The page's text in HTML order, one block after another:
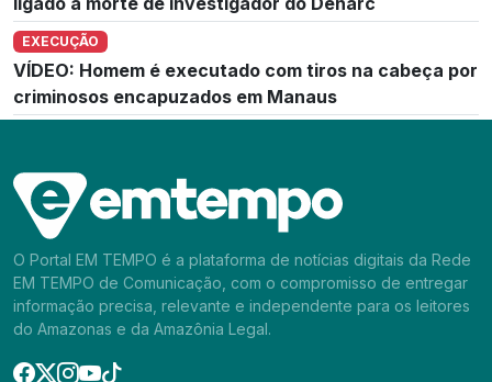
EXECUÇÃO
VÍDEO: Homem é executado com tiros na cabeça por
criminosos encapuzados em Manaus
O Portal EM TEMPO é a plataforma de notícias digitais da Rede
EM TEMPO de Comunicação, com o compromisso de entregar
informação precisa, relevante e independente para os leitores
do Amazonas e da Amazônia Legal.